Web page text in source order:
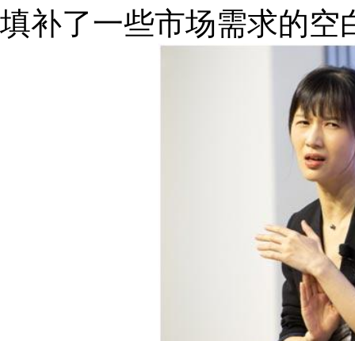
填补了一些市场需求的空